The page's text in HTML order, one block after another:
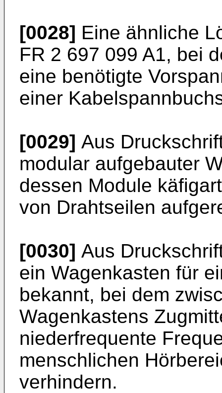
[0028] Eine ähnliche
FR 2 697 099 A1, bei
eine benötigte
einer
[0029] Aus
modular aufgebauter
dessen Module
von Drahtseilen
[0030] Aus
ein Wagenkasten für
bekannt, bei dem
Wagenkastens
niederfrequente
menschlichen
verhindern.